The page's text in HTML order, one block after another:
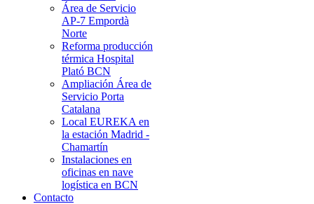
Área de Servicio
AP-7 Empordà
Norte
Reforma producción
térmica Hospital
Plató BCN
Ampliación Área de
Servicio Porta
Catalana
Local EUREKA en
la estación Madrid -
Chamartín
Instalaciones en
oficinas en nave
logística en BCN
Contacto